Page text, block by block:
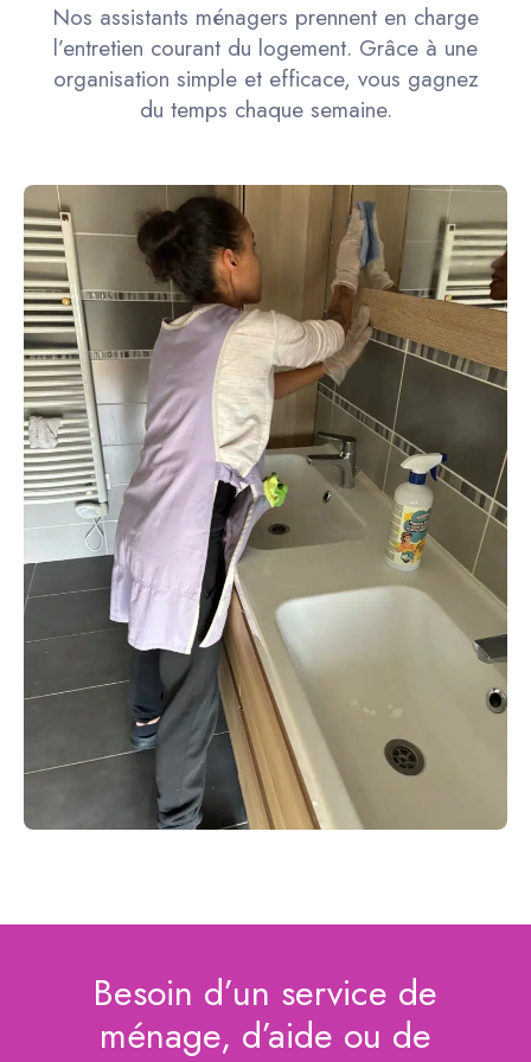
Nos assistants ménagers prennent en charge
l’entretien courant du logement. Grâce à une
organisation simple et efficace, vous gagnez
du temps chaque semaine.
Besoin d’un service de
ménage, d’aide ou de